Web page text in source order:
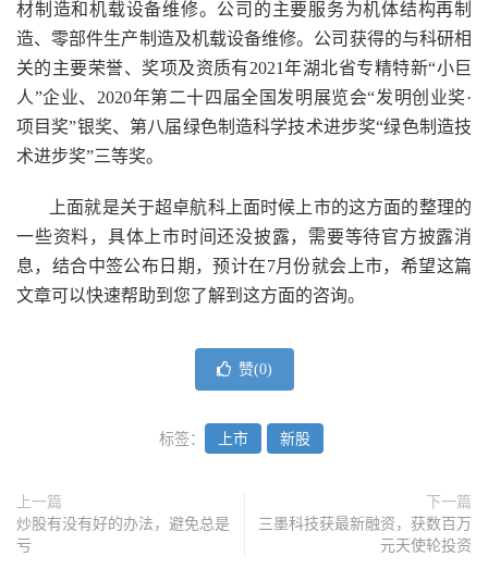
材制造和机载设备维修。公司的主要服务为机体结构再制
造、零部件生产制造及机载设备维修。公司获得的与科研相
关的主要荣誉、奖项及资质有2021年湖北省专精特新“小巨
人”企业、2020年第二十四届全国发明展览会“发明创业奖·
项目奖”银奖、第八届绿色制造科学技术进步奖“绿色制造技
术进步奖”三等奖。
上面就是关于超卓航科上面时候上市的这方面的整理的
一些资料，具体上市时间还没披露，需要等待官方披露消
息，结合中签公布日期，预计在7月份就会上市，希望这篇
文章可以快速帮助到您了解到这方面的咨询。
赞(0)
标签： 上市 新股
上一篇
炒股有没有好的办法，避免总是
亏
下一篇
三墨科技获最新融资，获数百万
元天使轮投资